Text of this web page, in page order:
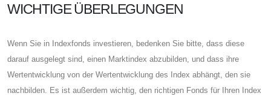
WICHTIGE ÜBERLEGUNGEN
Wenn Sie in Indexfonds investieren, bedenken Sie bitte, dass diese
darauf ausgelegt sind, einen Marktindex abzubilden, und dass ihre
Wertentwicklung von der Wertentwicklung des Index abhängt, den sie
nachbilden. Es ist außerdem wichtig, den richtigen Fonds für Ihren Index